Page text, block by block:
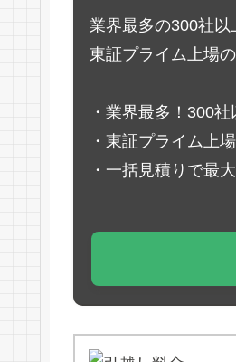
業界最多の300社以
東証プライム上場
・業界最多！300
・東証プライム上
・一括見積りで最